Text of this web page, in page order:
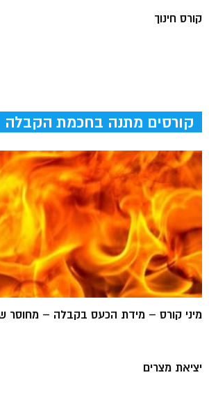
קורס חינוך
קורסים מתנה בחכמת הקבלה
מיני קורס – מידת הכעס בקבלה – מחוסר
יציאת מצרים